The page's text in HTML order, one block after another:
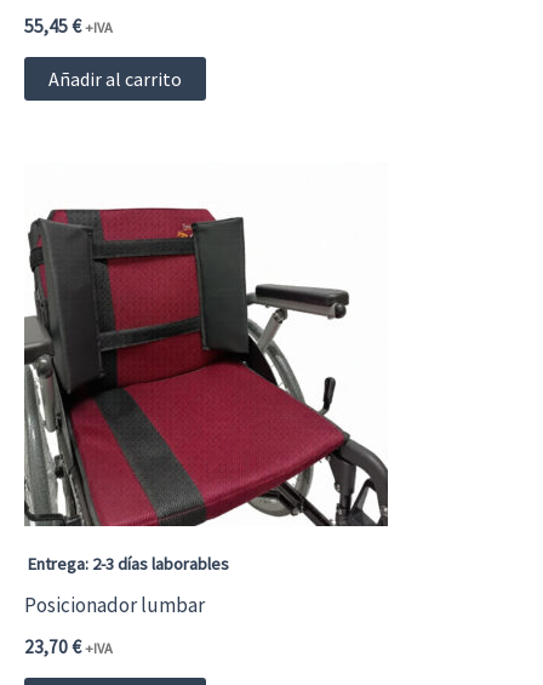
55,45€ +IVA
Añadir al carrito
Entrega: 2-3 días laborables
Posicionador lumbar
23,70€ +IVA